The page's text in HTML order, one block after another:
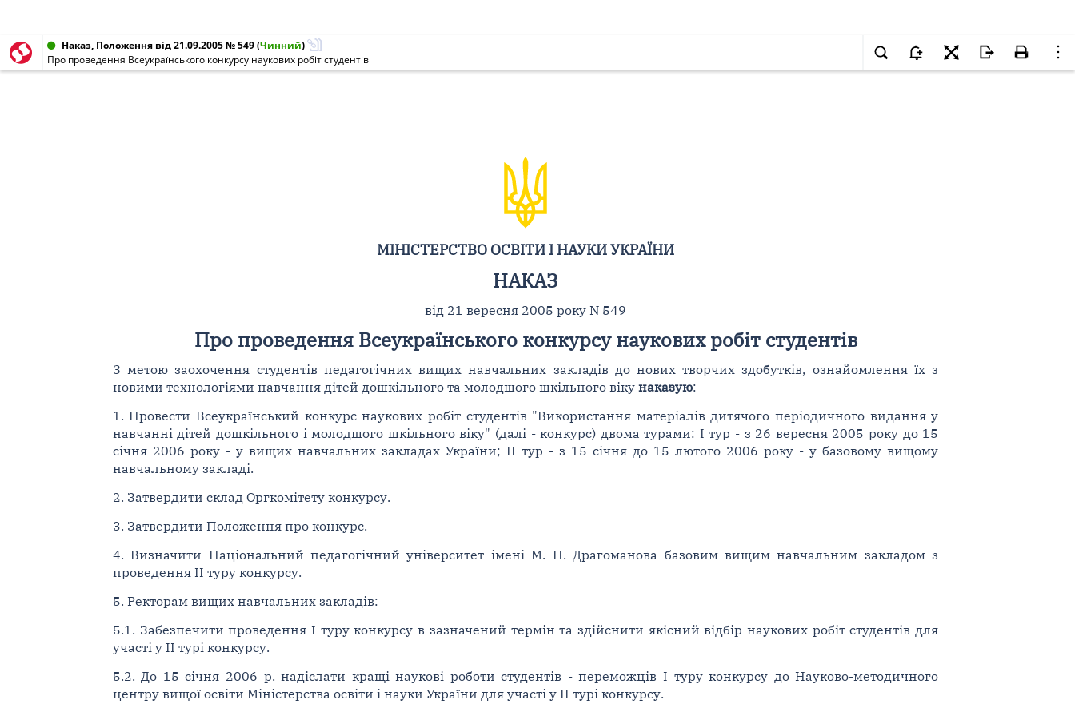
Наказ, Положення від 21.09.2005 № 549(Чинний)
Про проведення Всеукраїнського конкурсу наукових робіт студентів
МІНІСТЕРСТВО ОСВІТИ І НАУКИ УКРАЇНИ
НАКАЗ
від 21 вересня 2005 року N 549
Про проведення Всеукраїнського конкурсу наукових робіт студентів
З метою заохочення студентів педагогічних вищих навчальних закладів до нових творчих здобутків, ознайомлення їх з
новими технологіями навчання дітей дошкільного та молодшого шкільного віку наказую:
1. Провести Всеукраїнський конкурс наукових робіт студентів "Використання матеріалів дитячого періодичного видання у
навчанні дітей дошкільного і молодшого шкільного віку" (далі - конкурс) двома турами: I тур - з 26 вересня 2005 року до 15
січня 2006 року - у вищих навчальних закладах України; II тур - з 15 січня до 15 лютого 2006 року - у базовому вищому
навчальному закладі.
2. Затвердити склад Оргкомітету конкурсу.
3. Затвердити Положення про конкурс.
4. Визначити Національний педагогічний університет імені М. П. Драгоманова базовим вищим навчальним закладом з
проведення II туру конкурсу.
5. Ректорам вищих навчальних закладів:
5.1. Забезпечити проведення I туру конкурсу в зазначений термін та здійснити якісний відбір наукових робіт студентів для
участі у II турі конкурсу.
5.2. До 15 січня 2006 р. надіслати кращі наукові роботи студентів - переможців I туру конкурсу до Науково-методичного
центру вищої освіти Міністерства освіти і науки України для участі у II турі конкурсу.